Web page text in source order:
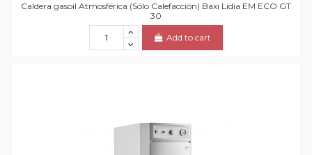
Caldera gasoil Atmosférica (Sólo Calefacción) Baxi Lidia EM ECO GT
30
Add to cart